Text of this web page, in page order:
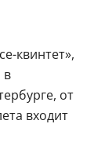
квинтет»,
в
от
входит